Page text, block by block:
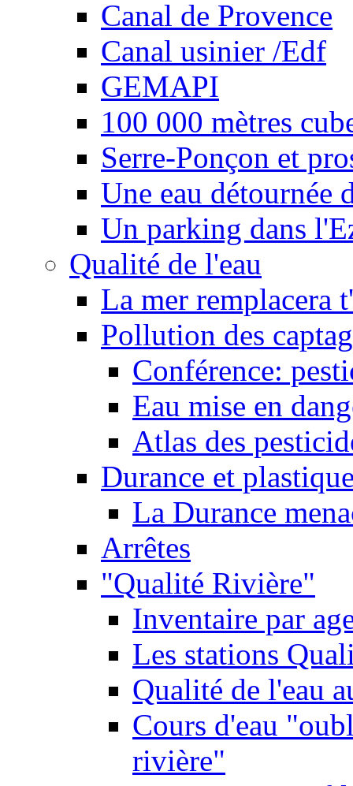
Canal de Provence
Canal usinier /Edf
GEMAPI
100 000 mètres
Serre-Ponçon et
Une eau détournée
Un parking dans
Qualité de l'eau
La mer remplacera
Pollution des
Conférence:
Eau mise en
Atlas des
Durance et
La Durance
Arrêtes
"Qualité Rivière"
Inventaire par
Les stations
Qualité de l'eau
Cours d'eau
rivière"